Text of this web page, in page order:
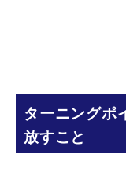
ターニングポ
放すこと